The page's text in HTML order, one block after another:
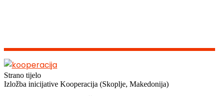
Strano tijelo
Izložba inicijative Kooperacija (Skoplje, Makedonija)